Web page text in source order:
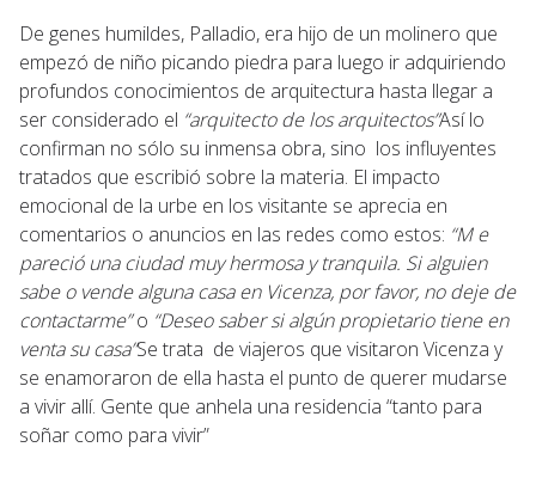
De genes humildes, Palladio, era hijo de un molinero que
empezó de niño picando piedra para luego ir adquiriendo
profundos conocimientos de arquitectura hasta llegar a
ser considerado el “arquitecto de los arquitectos”Así lo
confirman no sólo su inmensa obra, sino los influyentes
tratados que escribió sobre la materia. El impacto
emocional de la urbe en los visitante se aprecia en
comentarios o anuncios en las redes como estos: “M e
pareció una ciudad muy hermosa y tranquila. Si alguien
sabe o vende alguna casa en Vicenza, por favor, no deje de
contactarme”o “Deseo saber si algún propietario tiene en
venta su casa”Se trata de viajeros que visitaron Vicenza y
se enamoraron de ella hasta el punto de querer mudarse
a vivir allí. Gente que anhela una residencia “tanto para
soñar como para vivir”